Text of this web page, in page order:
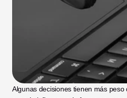
Algunas decisiones tienen más